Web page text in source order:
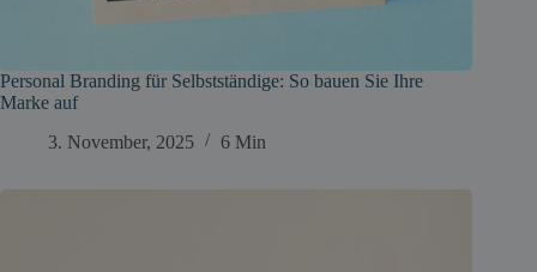
Personal Branding für Selbstständige: So bauen Sie Ihre
Marke auf
3. November, 2025
6 Min